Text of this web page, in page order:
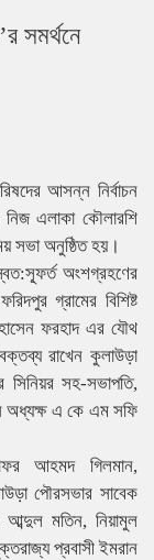
সমর্থনে
আসন্ন নির্বাচন
নিজ এলাকা কৌলারশি
সভা অনুষ্ঠিত হয়।
অংশগ্রহণের
গ্রামের বিশিষ্ট
ফরহাদ এর যৌথ
রাখেন কুলাউড়া
সিনিয়র সহ-সভাপতি,
অধ্যক্ষ এ কে এম সফি
আহমদ গিলমান,
পৌরসভার সাবেক
আব্দুল মতিন, নিয়ামুল
প্রবাসী ইমরান